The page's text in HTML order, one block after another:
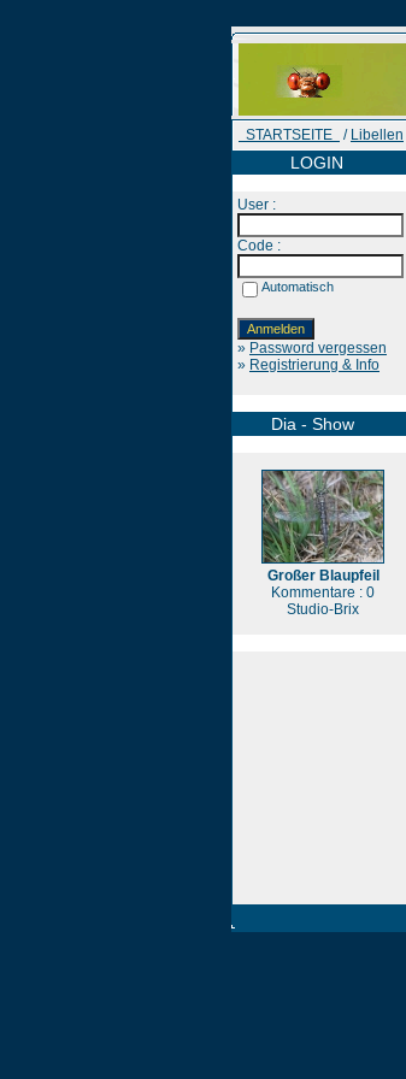
STARTSEITE / Libellen
LOGIN
User :
Code :
Automatisch
» Password vergessen
» Registrierung & Info
Dia - Show
Großer Blaupfeil
Kommentare : 0
Studio-Brix